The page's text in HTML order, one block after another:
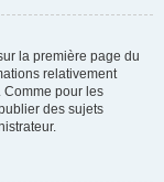
la première page du
relativement
Comme pour les
des sujets